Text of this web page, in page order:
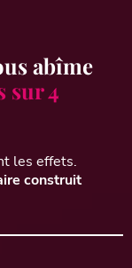
abîme
sur 4
les effets.
construit